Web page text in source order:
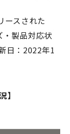
スされた
・製品対応状
日：2022年1
】